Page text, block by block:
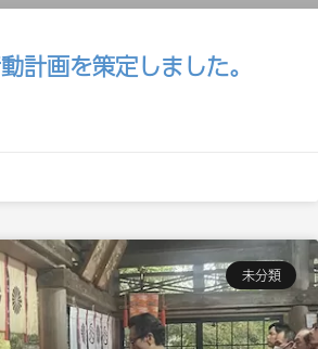
計画を策定しました。
未分類